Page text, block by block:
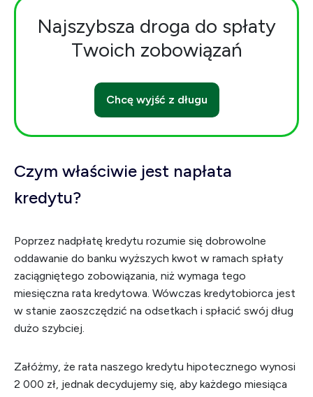
Najszybsza droga do spłaty
Twoich zobowiązań
Chcę wyjść z długu
Czym właściwie jest napłata
kredytu?
Poprzez nadpłatę kredytu rozumie się dobrowolne
oddawanie do banku wyższych kwot w ramach spłaty
zaciągniętego zobowiązania, niż wymaga tego
miesięczna rata kredytowa. Wówczas kredytobiorca jest
w stanie zaoszczędzić na odsetkach i spłacić swój dług
dużo szybciej.
Załóżmy, że rata naszego kredytu hipotecznego wynosi
2 000 zł, jednak decydujemy się, aby każdego miesiąca